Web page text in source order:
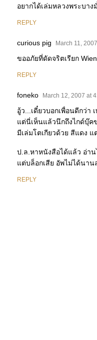
อยากได้เล่มหลวงพระบาง
REPLY
curious pig March 11,
ขออภัยที่ดัดจริตเรียก
REPLY
foneko March 12, 2007 at
อู้ว...เดี๋ยวบอกเพื่อนดีกว่า
แต่นี่เห็นแล้วนึกถึงไกด์บุ๊ค
มีเล่มโตเกียวด้วย สีแดง แ
ป.ล.หาหนังสือได้แล้ว อ่าน
แต่บล็อกเสีย อัพไม่ได้นาน
REPLY